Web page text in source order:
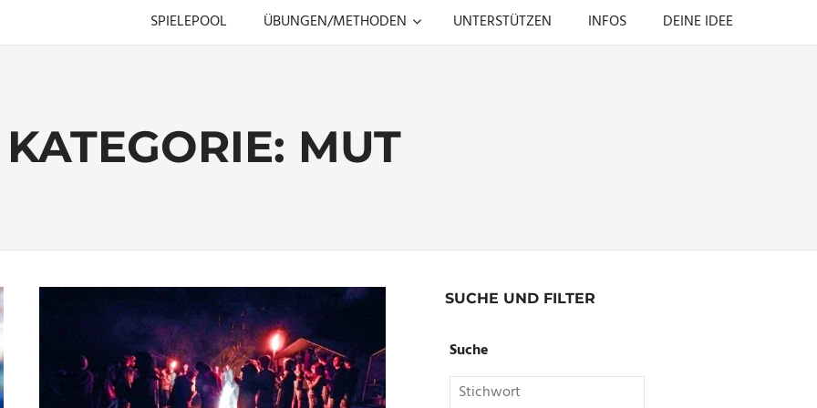
SPIELEPOOL ÜBUNGEN/METHODEN UNTERSTÜTZEN INFOS DEINE IDEE
KATEGORIE: MUT
SUCHE UND FILTER
Suche